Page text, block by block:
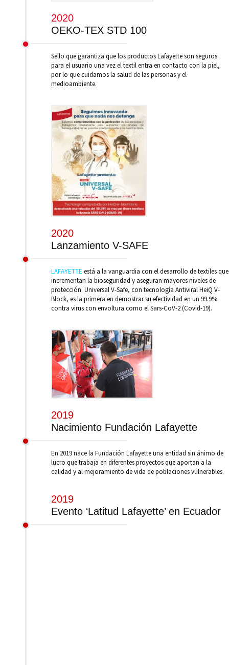
2020
OEKO-TEX STD 100
Sello que garantiza que los productos Lafayette son seguros
para el usuario una vez el textil entra en contacto con la piel,
por lo que cuidamos la salud de las personas y el
medioambiente.
2020
Lanzamiento V-SAFE
LAFAYETTE está a la vanguardia con el desarrollo de textiles que
incrementan la bioseguridad y aseguran mayores niveles de
protección. Universal V-Safe, con tecnología Antiviral HeiQ V-
Block, es la primera en demostrar su efectividad en un 99.9%
contra virus con envoltura como el Sars-CoV-2 (Covid-19).
2019
Nacimiento Fundación Lafayette
En 2019 nace la Fundación Lafayette una entidad sin ánimo de
lucro que trabaja en diferentes proyectos que aportan a la
calidad y al mejoramiento de vida de poblaciones vulnerables.
2019
Evento ‘Latitud Lafayette’ en Ecuador